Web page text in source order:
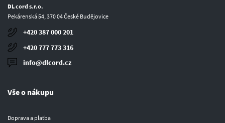
DL cord s.r.o.
Pekárenská 54, 370 04 České Budějovice
+420 387 000 201
+420 777 773 316
info@dlcord.cz
Vše o nákupu
Doprava a platba